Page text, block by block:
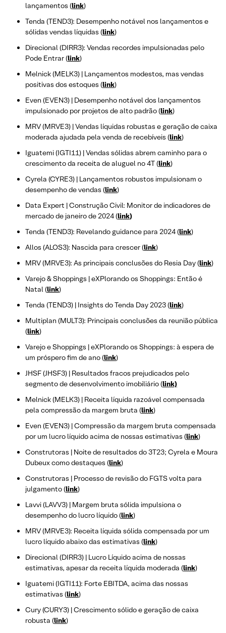
lançamentos (link)
Tenda (TEND3): Desempenho notável nos lançamentos e
sólidas vendas líquidas (link)
Direcional (DIRR3): Vendas recordes impulsionadas pelo
Pode Entrar (link)
Melnick (MELK3) | Lançamentos modestos, mas vendas
positivas dos estoques (link)
Even (EVEN3) | Desempenho notável dos lançamentos
impulsionado por projetos de alto padrão (link)
MRV (MRVE3) | Vendas líquidas robustas e geração de caixa
moderada ajudada pela venda de recebíveis (link)
Iguatemi (IGTI11) | Vendas sólidas abrem caminho para o
crescimento da receita de aluguel no 4T (link)
Cyrela (CYRE3) | Lançamentos robustos impulsionam o
desempenho de vendas (link)
Data Expert | Construção Civil: Monitor de indicadores de
mercado de janeiro de 2024 (link)
Tenda (TEND3): Revelando guidance para 2024 (link)
Allos (ALOS3): Nascida para crescer (link)
MRV (MRVE3): As principais conclusões do Resia Day (link)
Varejo & Shoppings | eXPlorando os Shoppings: Então é
Natal (link)
Tenda (TEND3) | Insights do Tenda Day 2023 (link)
Multiplan (MULT3): Principais conclusões da reunião pública
(link)
Varejo e Shoppings | eXPlorando os Shoppings: à espera de
um próspero fim de ano (link)
JHSF (JHSF3) | Resultados fracos prejudicados pelo
segmento de desenvolvimento imobiliário (link)
Melnick (MELK3) | Receita líquida razoável compensada
pela compressão da margem bruta (link)
Even (EVEN3) | Compressão da margem bruta compensada
por um lucro líquido acima de nossas estimativas (link)
Construtoras | Noite de resultados do 3T23; Cyrela e Moura
Dubeux como destaques (link)
Construtoras | Processo de revisão do FGTS volta para
julgamento (link)
Lavvi (LAVV3) | Margem bruta sólida impulsiona o
desempenho do lucro líquido (link)
MRV (MRVE3): Receita líquida sólida compensada por um
lucro líquido abaixo das estimativas (link)
Direcional (DIRR3) | Lucro Líquido acima de nossas
estimativas, apesar da receita líquida moderada (link)
Iguatemi (IGTI11): Forte EBITDA, acima das nossas
estimativas (link)
Cury (CURY3) | Crescimento sólido e geração de caixa
robusta (link)